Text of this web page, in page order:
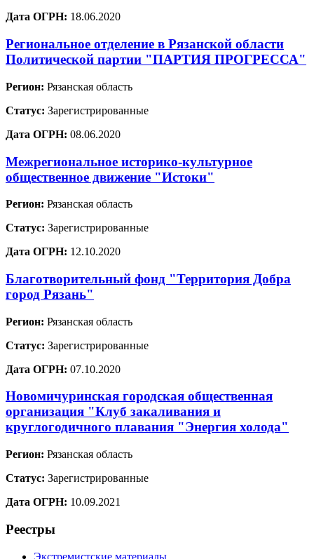
Дата ОГРН: 18.06.2020
Региональное отделение в Рязанской области
Политической партии "ПАРТИЯ ПРОГРЕССА"
Регион: Рязанская область
Статус: Зарегистрированные
Дата ОГРН: 08.06.2020
Межрегиональное историко-культурное
общественное движение "Истоки"
Регион: Рязанская область
Статус: Зарегистрированные
Дата ОГРН: 12.10.2020
Благотворительный фонд "Территория Добра
город Рязань"
Регион: Рязанская область
Статус: Зарегистрированные
Дата ОГРН: 07.10.2020
Новомичуринская городская общественная
организация "Клуб закаливания и
круглогодичного плавания "Энергия холода"
Регион: Рязанская область
Статус: Зарегистрированные
Дата ОГРН: 10.09.2021
Реестры
Экстремистские материалы